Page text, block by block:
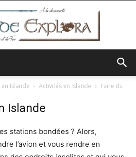
Explora
Islande Activités en Islande
Faire du
Islande
stations bondées ? Alors,
l’avion et vous rendre en